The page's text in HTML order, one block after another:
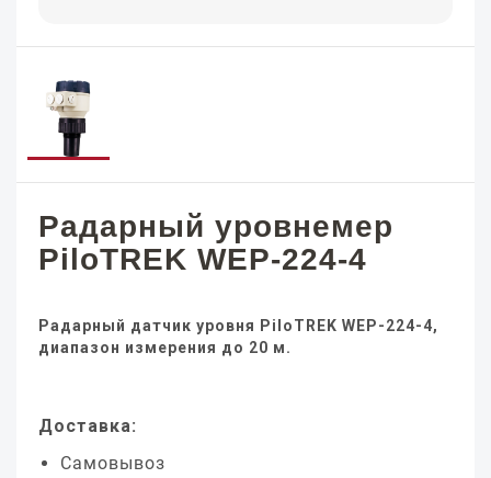
Радарный уровнемер
PiloTREK WEP-224-4
Радарный датчик уровня PiloTREK WEP-224-4,
диапазон измерения до 20 м.
Доставка:
Самовывоз